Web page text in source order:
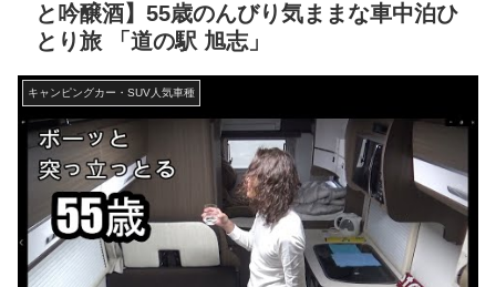
と吟醸酒】55歳のんびり気ままな車中泊ひ
とり旅 「道の駅 旭志」
キャンピングカー・SUV人気車種